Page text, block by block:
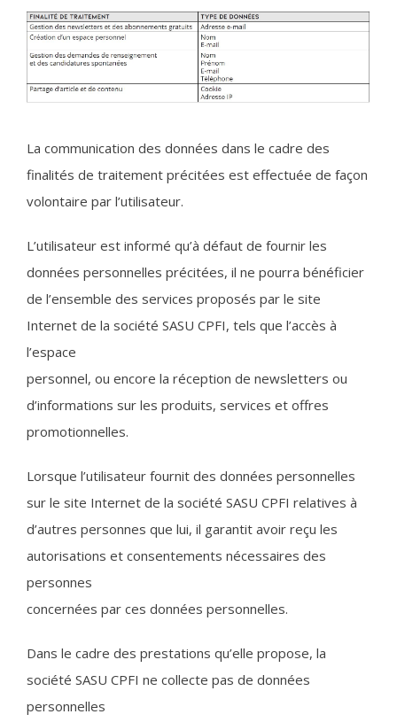
La communication des données dans le cadre des
finalités de traitement précitées est effectuée de façon
volontaire par l’utilisateur.
L’utilisateur est informé qu’à défaut de fournir les
données personnelles précitées, il ne pourra bénéficier
de l’ensemble des services proposés par le site
Internet de la société SASU CPFI, tels que l’accès à
l’espace
personnel, ou encore la réception de newsletters ou
d’informations sur les produits, services et offres
promotionnelles.
Lorsque l’utilisateur fournit des données personnelles
sur le site Internet de la société SASU CPFI relatives à
d’autres personnes que lui, il garantit avoir reçu les
autorisations et consentements nécessaires des
personnes
concernées par ces données personnelles.
Dans le cadre des prestations qu’elle propose, la
société SASU CPFI ne collecte pas de données
personnelles